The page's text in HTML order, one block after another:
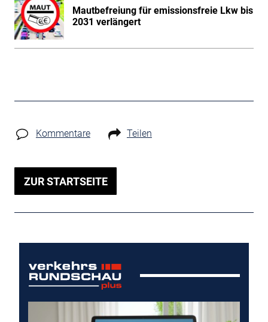
Mautbefreiung für emissionsfreie Lkw bis
2031 verlängert
Kommentare Teilen
ZUR STARTSEITE